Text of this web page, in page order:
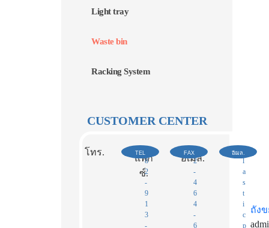
Light tray
Waste bin
Racking System
CUSTOMER CENTER
โทร. TEL
8
2
-
9
1
3
-
แฟก
ซ์.​
FAX0
2
-
4
6
4
-
6
อีเมล. อีเมล.
l
a
s
t
i
c
p
ถัง